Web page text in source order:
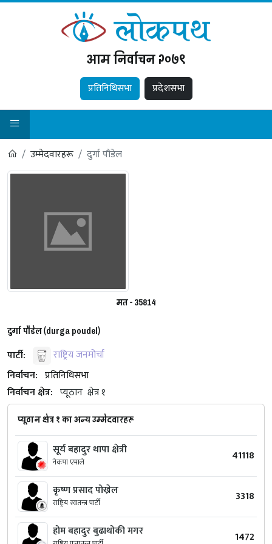
आम निर्वाचन २०७९
प्रतिनिधिसभा प्रदेशसभा
उम्मेदवारहरू दुर्गा पौडेल
मत - 35814
दुर्गा पौडेल (durga poudel)
पार्टी:
राष्ट्रिय जनमोर्चा
निर्वाचन: प्रतिनिधिसभा
निर्वाचन क्षेत्र: प्यूठान क्षेत्र १
प्यूठान क्षेत्र १ का अन्य उम्मेदवारहरू
सूर्य बहादुर थापा क्षेत्री
नेकपा एमाले 41118
कृष्ण प्रसाद पोख्रेल
राष्ट्रिय स्वतन्त्र पार्टी 3318
होम बहादुर बुढाथोकी मगर 1472